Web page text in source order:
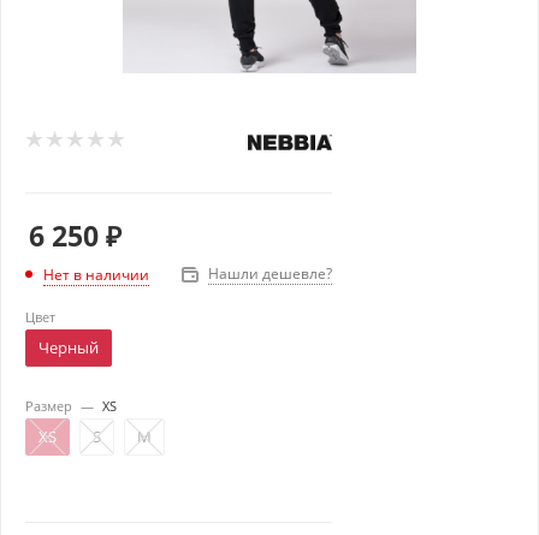
6 250₽
Нет в наличии Нашли дешевле?
Цвет
Черный
Размер — XS
XS S M